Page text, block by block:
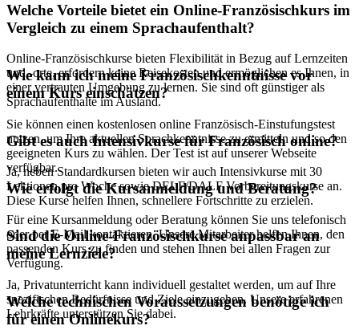
Welche Vorteile bietet ein Online-Französischkurs im
Vergleich zu einem Sprachaufenthalt?
Online-Französischkurse bieten Flexibilität in Bezug auf Lernzeiten
und -orte, erfordern keine Reisekosten und ermöglichen es Ihnen, in
einer vertrauten Umgebung zu lernen. Sie sind oft günstiger als
Sprachaufenthalte im Ausland.
Wie kann ich meine Französischkenntnisse vor
einem Kurs einschätzen?
Sie können einen kostenlosen online Französisch-Einstufungstest
nutzen, um Ihre aktuellen Sprachkenntnisse zu ermitteln und so den
geeigneten Kurs zu wählen. Der Test ist auf unserer Webseite
verfügbar.
Gibt es auch Intensivkurse für Französisch online?
Ja, neben Standardkursen bieten wir auch Intensivkurse mit 30
Lektionen pro Woche sowie DELF/DALF Vorbereitungskurse an.
Diese Kurse helfen Ihnen, schnellere Fortschritte zu erzielen.
Wie erfolgt die Kursanmeldung und Beratung?
Für eine Kursanmeldung oder Beratung können Sie uns telefonisch
oder per E-Mail kontaktieren. Unsere Mitarbeiter helfen Ihnen, den
passenden Kurs zu finden und stehen Ihnen bei allen Fragen zur
Verfügung.
Sind die Online-Französischkurse anpassbar an
meine Lernziele?
Ja, Privatunterricht kann individuell gestaltet werden, um auf Ihre
spezifischen Bedürfnisse und Ziele einzugehen. Unsere erfahrenen
Lehrkräfte unterstützen Sie dabei.
Welche technischen Voraussetzungen benötige ich
für einen Onlinekurs?